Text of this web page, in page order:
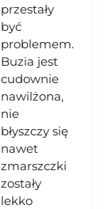
przestały
być
problemem.
Buzia jest
cudownie
nawilżona,
nie
błyszczy się
nawet
zmarszczki
zostały
lekko